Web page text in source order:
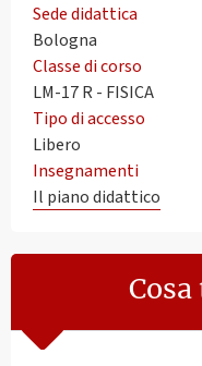
Sede didattica
Bologna
Classe di corso
LM-17 R - FISICA
Tipo di accesso
Libero
Insegnamenti
Il piano didattico